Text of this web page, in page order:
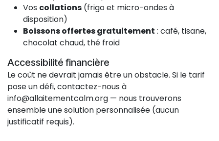
Vos collations (frigo et micro-ondes à
disposition)
Boissons offertes gratuitement : café, tisane,
chocolat chaud, thé froid
Accessibilité financière
Le coût ne devrait jamais être un obstacle. Si le tarif
pose un défi, contactez-nous à
info@allaitementcalm.org — nous trouverons
ensemble une solution personnalisée (aucun
justificatif requis).